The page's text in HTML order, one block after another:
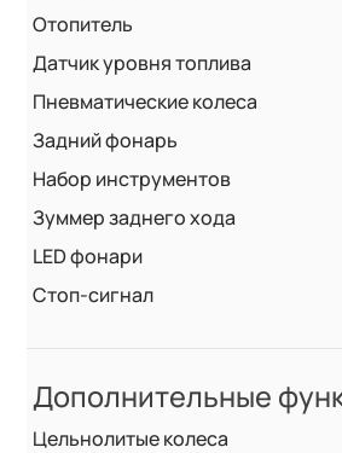
Отопитель
Датчик уровня топлива
Пневматические колеса
Задний фонарь
Набор инструментов
Зуммер заднего хода
LED фонари
Стоп-сигнал
Дополнительные
Цельнолитые колеса